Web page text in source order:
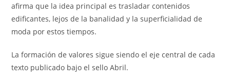
afirma que la idea principal es trasladar contenidos
edificantes, lejos de la banalidad y la superficialidad de
moda por estos tiempos.
La formación de valores sigue siendo el eje central de cada
texto publicado bajo el sello Abril.